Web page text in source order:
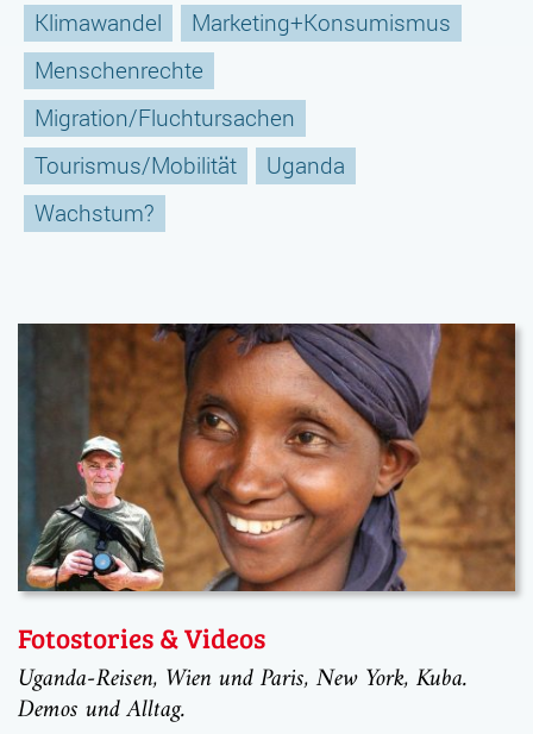
Klimawandel
Marketing+Konsumismus
Menschenrechte
Migration/Fluchtursachen
Tourismus/Mobilität
Uganda
Wachstum?
Fotostories & Videos
Uganda-Reisen, Wien und Paris, New York, Kuba.
Demos und Alltag.